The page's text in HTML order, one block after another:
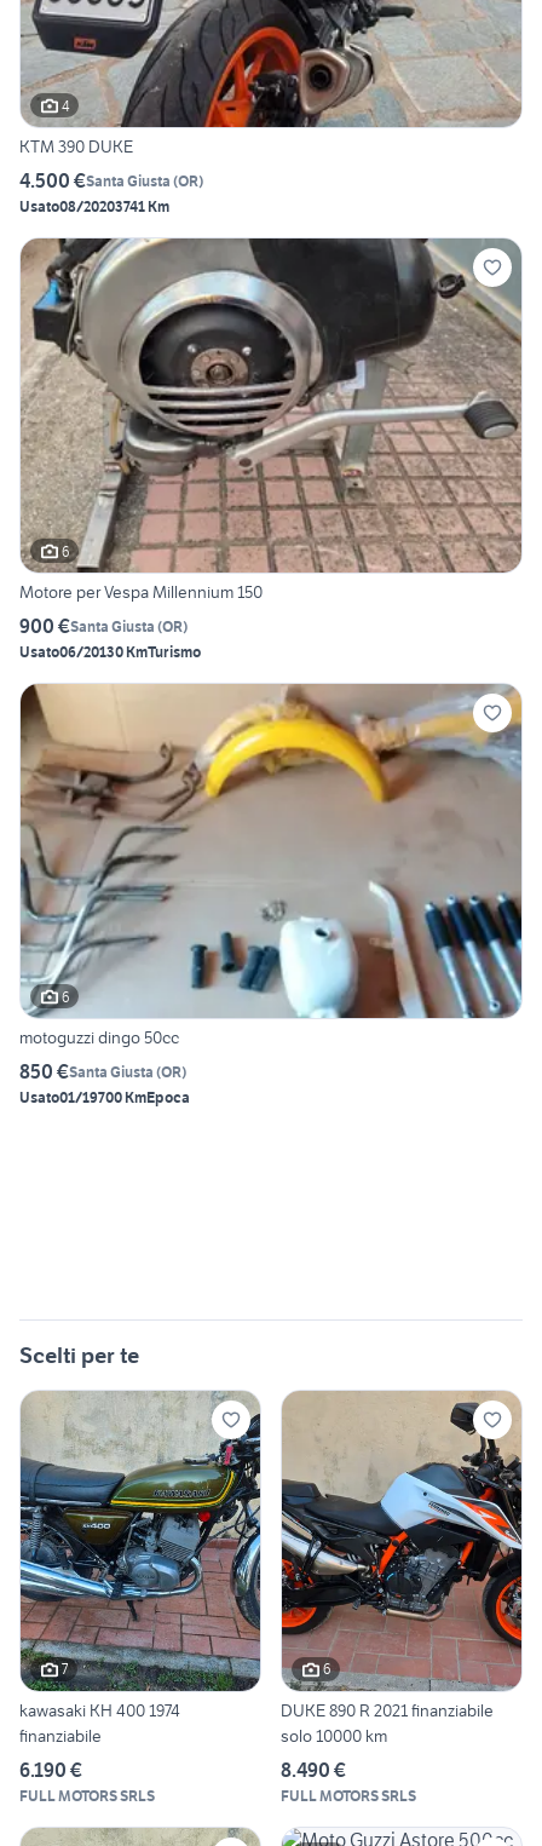
4
KTM 390 DUKE
4.500 €Santa Giusta (OR)
Usato08/20203741 Km
6
Motore per Vespa Millennium 150
900 €Santa Giusta (OR)
Usato06/20130 KmTurismo
6
motoguzzi dingo 50cc
850 €Santa Giusta (OR)
Usato01/19700 KmEpoca
Scelti per te
7
kawasaki KH 400 1974
finanziabile
6.190 €
FULL MOTORS SRLS
6
DUKE 890 R 2021 finanziabile
solo 10000 km
8.490 €
FULL MOTORS SRLS